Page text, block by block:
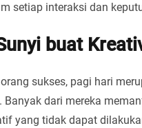
setiap interaksi dan
buat
sukses, pagi hari
Banyak dari mereka
yang tidak dapat